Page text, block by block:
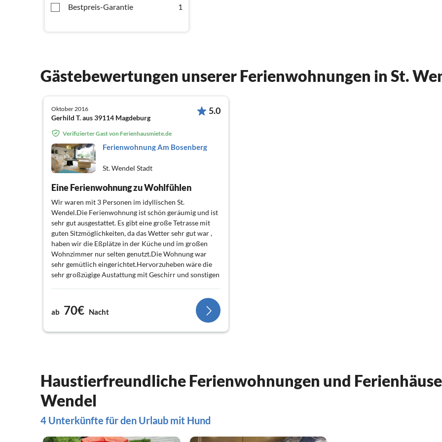
Bestpreis-Garantie 1
Gästebewertungen unserer Ferienwohnungen in St.
Oktober 2016
Gerhild T. aus 39114 Magdeburg
5.0
Verifizierter Gast von Ferienhausmiete.de
Ferienwohnung Am Bosenberg
St. Wendel Stadt
Eine Ferienwohnung zu Wohlfühlen
Wir waren mit 3 Personen im idyllischen St.
Wendel.Die Ferienwohnung ist schön geräumig und ist
sehr gut ausgestattet. Es gibt eine große Tetrasse mit
guten Sitzmöglichkeiten, da das Wetter sehr gut war ,
haben wir die Eßplätze in der Küche und im großen
Wohnzimmer nur selten genutzt.Die Wohnung war
sehr gemütlich eingerichtet.Hervorzuheben wäre die
sehr großzügige Austattung mit Geschirr und sonstigen
eine ruhige Wohngegend und bis ins Stadtzentrum sind
es nur ca. Gehminuten, dort gibt es auch genügend
ab 70€ Nacht
Haustierfreundliche Ferienwohnungen und
Wendel
4 Unterkünfte für den Urlaub mit Hund